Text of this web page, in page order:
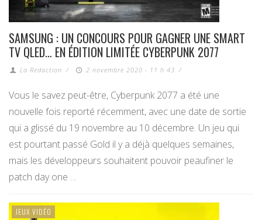
SAMSUNG : UN CONCOURS POUR GAGNER UNE SMART
TV QLED… EN ÉDITION LIMITÉE CYBERPUNK 2077
La Redaction / 2 novembre 2020 - 11 h 43 /
Vous le savez peut-être, Cyberpunk 2077 a été une
nouvelle fois reporté récemment, avec une date de sortie
qui a glissé du 19 novembre au 10 décembre. Un jeu qui
est pourtant passé Gold il y a déjà quelques semaines,
mais les développeurs souhaitent pouvoir peaufiner le
patch day one …
JEUX VIDÉO